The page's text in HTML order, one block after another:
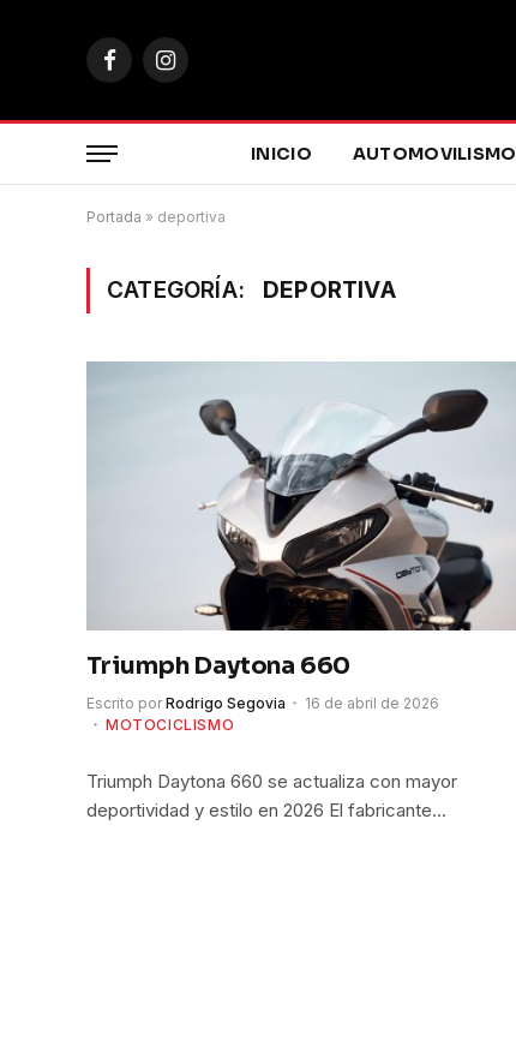
FacebookInstagram
INICIO AUTOMOVILISMO
Portada » deportiva
CATEGORÍA: DEPORTIVA
Triumph Daytona 660
Escrito por Rodrigo Segovia
16 de abril de 2026
MOTOCICLISMO
Triumph Daytona 660 se actualiza con mayor
deportividad y estilo en 2026 El fabricante…